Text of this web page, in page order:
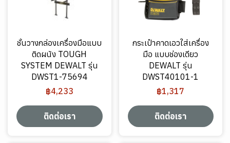
ชั้นวางกล่องเครื่องมือแบบ
ติดผนัง TOUGH
SYSTEM DEWALT รุ่น
DWST1-75694
฿4,233
ติดต่อเรา
กระเป๋าคาดเอวใส่เครื่อง
มือ แบบช่องเดียว
DEWALT รุ่น
DWST40101-1
฿1,317
ติดต่อเรา